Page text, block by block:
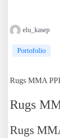
elu_kasep
Portofolio
Rugs MMA PPI
Rugs
Rugs